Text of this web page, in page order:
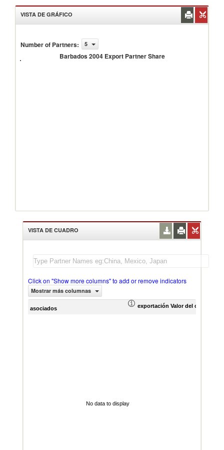
VISTA DE GRÁFICO
Number of Partners: 5
Barbados 2004 Export Partner Share
Barbados
Export
VISTA DE CUADRO
Click on "Show more columns" to add or remove indicators
Mostrar más columnas
asociados exportación Valor del comercio
No data to display